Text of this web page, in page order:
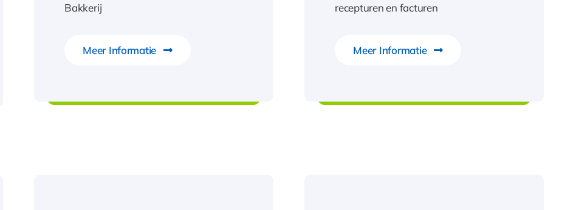
Bakkerij
Meer Informatie
recepturen en facturen
Meer Informatie
Compad Software
Voor de complete
oplossing